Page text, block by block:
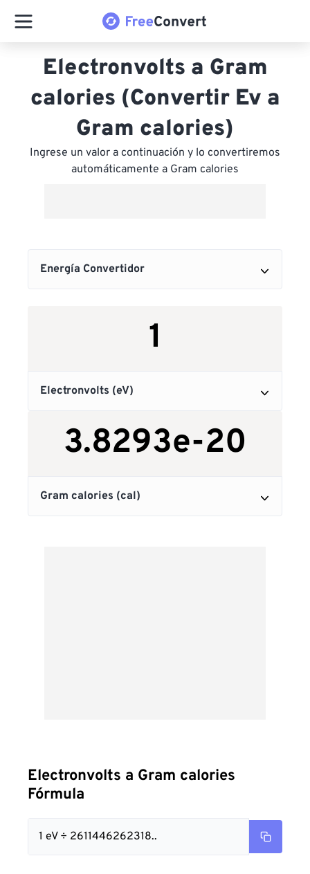
Electronvolts a Gram
calories (Convertir Ev a
Gram calories)
Ingrese un valor a continuación y lo convertiremos
automáticamente a Gram calories
Electronvolts a Gram calories
Fórmula
1 eV ÷ 2611446262318..